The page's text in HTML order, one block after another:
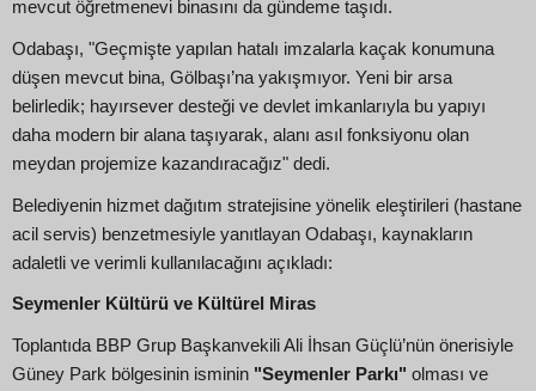
mevcut öğretmenevi binasını da gündeme taşıdı.
Odabaşı, "Geçmişte yapılan hatalı imzalarla kaçak konumuna
düşen mevcut bina, Gölbaşı’na yakışmıyor. Yeni bir arsa
belirledik; hayırsever desteği ve devlet imkanlarıyla bu yapıyı
daha modern bir alana taşıyarak, alanı asıl fonksiyonu olan
meydan projemize kazandıracağız" dedi.
Belediyenin hizmet dağıtım stratejisine yönelik eleştirileri (hastane
acil servis) benzetmesiyle yanıtlayan Odabaşı, kaynakların
adaletli ve verimli kullanılacağını açıkladı:
Seymenler Kültürü ve Kültürel Miras
Toplantıda BBP Grup Başkanvekili Ali İhsan Güçlü’nün önerisiyle
Güney Park bölgesinin isminin "Seymenler Parkı" olması ve